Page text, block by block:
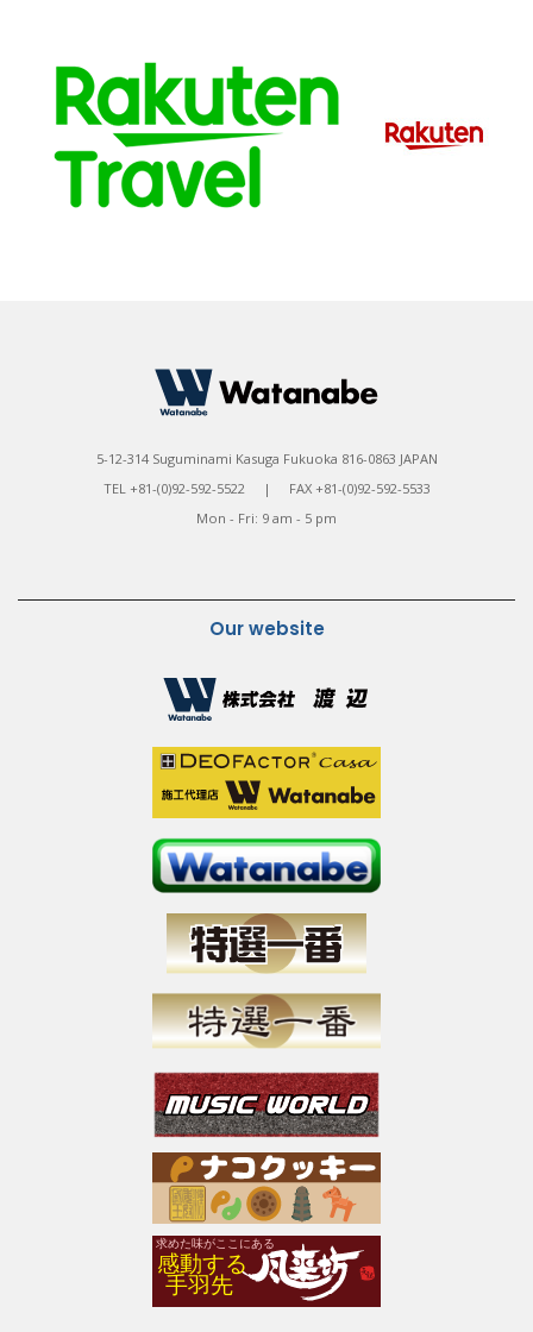
5-12-314 Suguminami Kasuga Fukuoka 816-0863 JAPAN
TEL +81-(0)92-592-5522 | FAX +81-(0)92-592-5533
Mon - Fri: 9 am - 5 pm
Our website